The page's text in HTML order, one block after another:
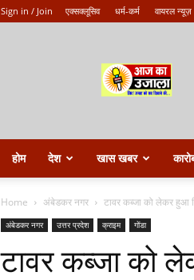
Sign in / Join एक्सक्लूसिव धर्म-कर्म वायरल न्यूज़
ka
ujala
होम देश खास खबर
Home अंबेडकर नगर टावर कब्जा को लेकर हुआ
अंबेडकर नगर उत्तर प्रदेश क्राइम गोंडा
टावर कब्जा को